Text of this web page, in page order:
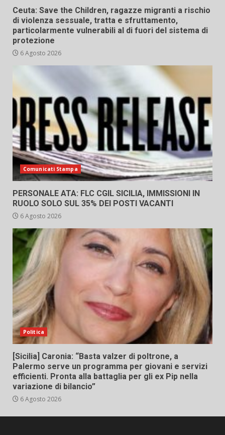
Ceuta: Save the Children, ragazze migranti a rischio
di violenza sessuale, tratta e sfruttamento,
particolarmente vulnerabili al di fuori del sistema di
protezione
6 Agosto 2026
Comunicati Stampa
PERSONALE ATA: FLC CGIL SICILIA, IMMISSIONI IN
RUOLO SOLO SUL 35% DEI POSTI VACANTI
6 Agosto 2026
Politica
[Sicilia] Caronia: “Basta valzer di poltrone, a
Palermo serve un programma per giovani e servizi
efficienti. Pronta alla battaglia per gli ex Pip nella
variazione di bilancio”
6 Agosto 2026